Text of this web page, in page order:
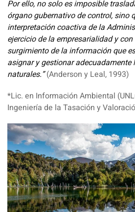
Por ello, no solo es imposible
órgano gubernativo de control, sino
interpretación coactiva de la
ejercicio de la empresarialidad y
surgimiento de la información que
asignar y gestionar adecuadamente
naturales.”(Anderson y Leal, 1993)
*Lic. en Información Ambiental
Ingeniería de la Tasación y